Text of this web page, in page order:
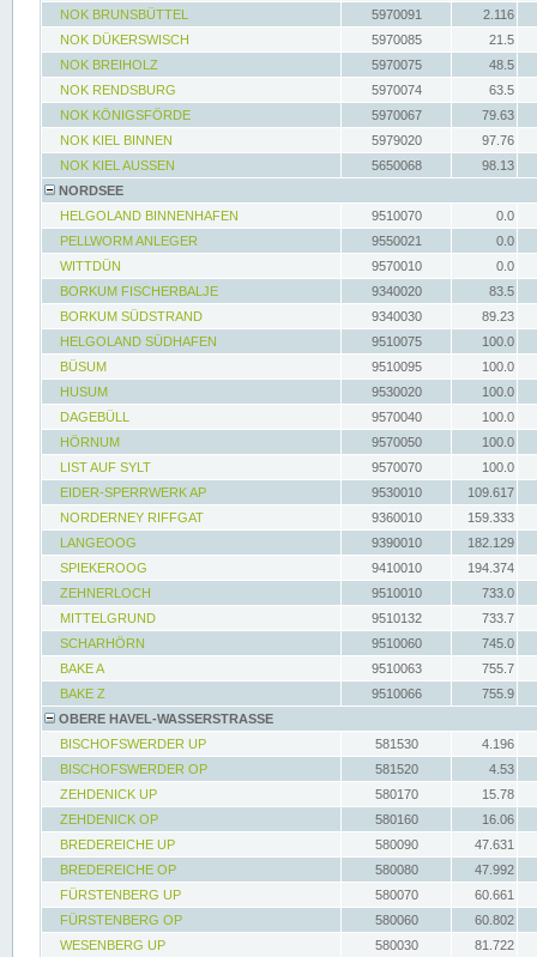
NOK BRUNSBÜTTEL
5970091
2.116
NOK DÜKERSWISCH
5970085
21.5
NOK BREIHOLZ
5970075
48.5
NOK RENDSBURG
5970074
63.5
NOK KÖNIGSFÖRDE
5970067
79.63
NOK KIEL BINNEN
5979020
97.76
NOK KIEL AUSSEN
5650068
98.13
NORDSEE
HELGOLAND BINNENHAFEN
9510070
0.0
PELLWORM ANLEGER
9550021
0.0
WITTDÜN
9570010
0.0
BORKUM FISCHERBALJE
9340020
83.5
BORKUM SÜDSTRAND
9340030
89.23
HELGOLAND SÜDHAFEN
9510075
100.0
BÜSUM
9510095
100.0
HUSUM
9530020
100.0
DAGEBÜLL
9570040
100.0
HÖRNUM
9570050
100.0
LIST AUF SYLT
9570070
100.0
EIDER-SPERRWERK AP
9530010
109.617
NORDERNEY RIFFGAT
9360010
159.333
LANGEOOG
9390010
182.129
SPIEKEROOG
9410010
194.374
ZEHNERLOCH
9510010
733.0
MITTELGRUND
9510132
733.7
SCHARHÖRN
9510060
745.0
BAKE A
9510063
755.7
BAKE Z
9510066
755.9
OBERE HAVEL-WASSERSTRASSE
BISCHOFSWERDER UP
581530
4.196
BISCHOFSWERDER OP
581520
4.53
ZEHDENICK UP
580170
15.78
ZEHDENICK OP
580160
16.06
BREDEREICHE UP
580090
47.631
BREDEREICHE OP
580080
47.992
FÜRSTENBERG UP
580070
60.661
FÜRSTENBERG OP
580060
60.802
WESENBERG UP
580030
81.722